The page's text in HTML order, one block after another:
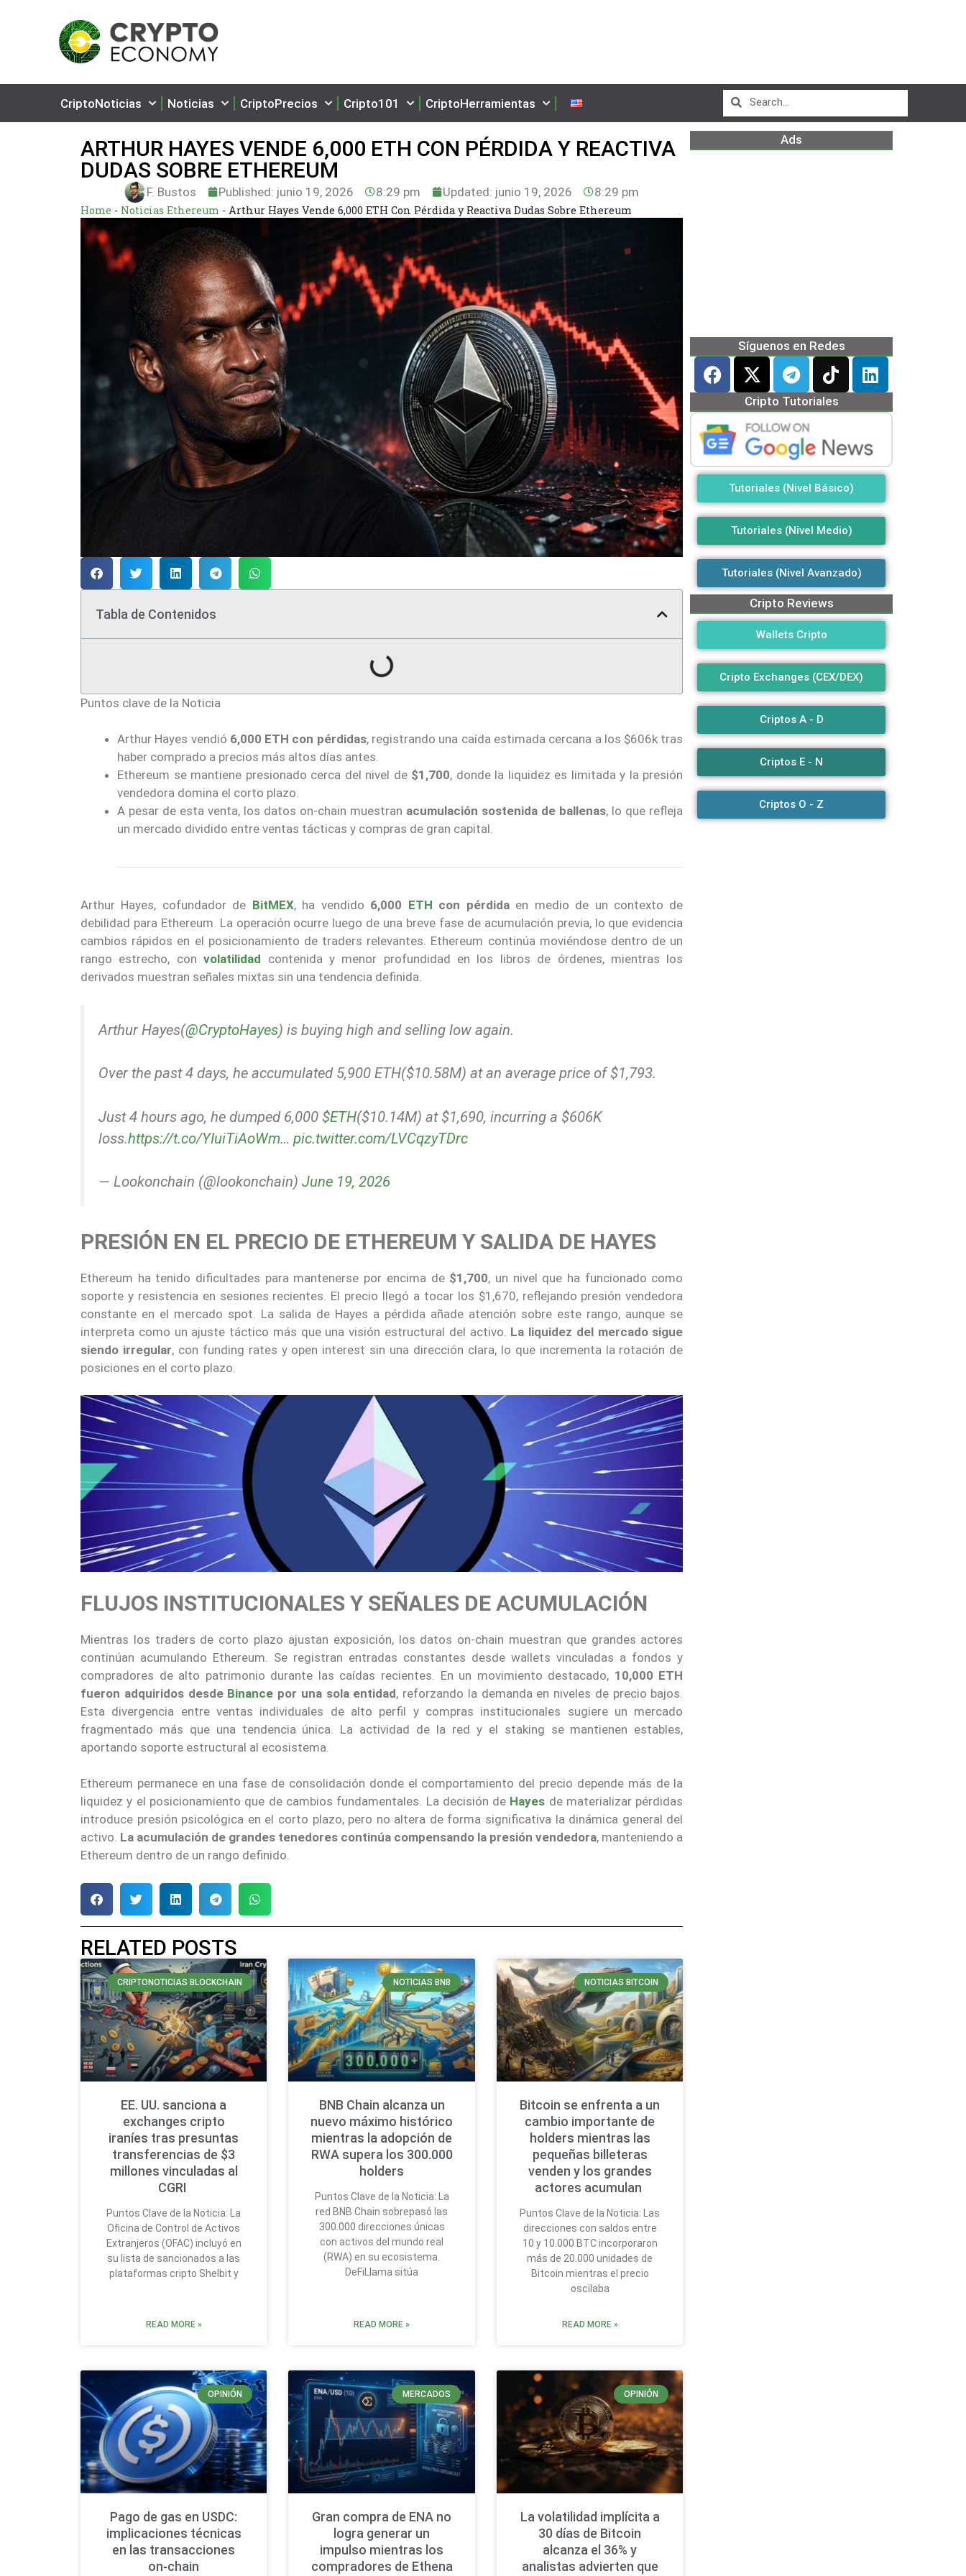
CriptoNoticias Noticias CriptoPrecios Cripto101 CriptoHerramientas
ARTHUR HAYES VENDE 6,000 ETH CON PÉRDIDA Y REACTIVA
DUDAS SOBRE ETHEREUM
F. Bustos Published: junio 19, 2026 8:29 pm Updated: junio 19, 2026 8:29 pm
Home - Noticias Ethereum - Arthur Hayes Vende 6,000 ETH Con Pérdida y Reactiva Dudas Sobre Ethereum
Tabla de Contenidos
Puntos clave de la Noticia
Arthur Hayes vendió 6,000 ETH con pérdidas, registrando una caída estimada cercana a los $606k tras
haber comprado a precios más altos días antes.
Ethereum se mantiene presionado cerca del nivel de $1,700, donde la liquidez es limitada y la presión
vendedora domina el corto plazo.
A pesar de esta venta, los datos on-chain muestran acumulación sostenida de ballenas, lo que refleja
un mercado dividido entre ventas tácticas y compras de gran capital.
Arthur Hayes, cofundador de BitMEX, ha vendido 6,000 ETH con pérdidaen medio de un contexto de
debilidad para Ethereum. La operación ocurre luego de una breve fase de acumulación previa, lo que evidencia
cambios rápidos en el posicionamiento de traders relevantes. Ethereum continúa moviéndose dentro de un
rango estrecho, convolatilidad contenida y menor profundidad en los libros de órdenes, mientras los
derivados muestran señales mixtas sin una tendencia definida.
Arthur Hayes(@CryptoHayes) is buying high and selling low again.
Over the past 4 days, he accumulated 5,900 ETH($10.58M) at an average price of $1,793.
Just 4 hours ago, he dumped 6,000 $ETH($10.14M) at $1,690, incurring a $606K
loss.https://t.co/YIuiTiAoWm… pic.twitter.com/LVCqzyTDrc
— Lookonchain (@lookonchain) June 19, 2026
PRESIÓN EN EL PRECIO DE ETHEREUM Y SALIDA DE HAYES
Ethereum ha tenido dificultades para mantenerse por encima de $1,700, un nivel que ha funcionado como
soporte y resistencia en sesiones recientes. El precio llegó a tocar los $1,670, reflejando presión vendedora
constante en el mercado spot. La salida de Hayes a pérdida añade atención sobre este rango, aunque se
interpreta como un ajuste táctico más que una visión estructural del activo. La liquidez del mercado sigue
siendo irregular, con funding rates y open interest sin una dirección clara, lo que incrementa la rotación de
posiciones en el corto plazo.
FLUJOS INSTITUCIONALES Y SEÑALES DE ACUMULACIÓN
Mientras los traders de corto plazo ajustan exposición, los datos on-chain muestran que grandes actores
continúan acumulando Ethereum. Se registran entradas constantes desde wallets vinculadas a fondos y
compradores de alto patrimonio durante las caídas recientes. En un movimiento destacado, 10,000 ETH
fueron adquiridos desde Binance por una sola entidad, reforzando la demanda en niveles de precio bajos.
Esta divergencia entre ventas individuales de alto perfil y compras institucionales sugiere un mercado
fragmentado más que una tendencia única. La actividad de la red y el staking se mantienen estables,
aportando soporte estructural al ecosistema.
Ethereum permanece en una fase de consolidación donde el comportamiento del precio depende más de la
liquidez y el posicionamiento que de cambios fundamentales. La decisión de Hayes de materializar pérdidas
introduce presión psicológica en el corto plazo, pero no altera de forma significativa la dinámica general del
activo. La acumulación de grandes tenedores continúa compensando la presión vendedora, manteniendo a
Ethereum dentro de un rango definido.
RELATED POSTS
CRIPTONOTICIAS BLOCKCHAIN
EE. UU. sanciona a
exchanges cripto
iraníes tras presuntas
transferencias de $3
millones vinculadas al
CGRI
Puntos Clave de la Noticia: La
Oficina de Control de Activos
Extranjeros (OFAC) incluyó en
su lista de sancionados a las
plataformas cripto Shelbit y
READ MORE »
NOTICIAS BNB
BNB Chain alcanza un
nuevo máximo histórico
mientras la adopción de
RWA supera los 300.000
holders
Puntos Clave de la Noticia: La
red BNB Chain sobrepasó las
300.000 direcciones únicas
con activos del mundo real
(RWA) en su ecosistema.
DeFiLlama sitúa
READ MORE »
NOTICIAS BITCOIN
Bitcoin se enfrenta a un
cambio importante de
holders mientras las
pequeñas billeteras
venden y los grandes
actores acumulan
Puntos Clave de la Noticia: Las
direcciones con saldos entre
10 y 10.000 BTC incorporaron
más de 20.000 unidades de
Bitcoin mientras el precio
oscilaba
READ MORE »
OPINIÓN
Pago de gas en USDC:
implicaciones técnicas
en las transacciones
on‑chain
MERCADOS
Gran compra de ENA no
logra generar un
impulso mientras los
compradores de Ethena
OPINIÓN
La volatilidad implícita a
30 días de Bitcoin
alcanza el 36% y
analistas advierten que
Ads
Síguenos en Redes
Cripto Tutoriales
Tutoriales (Nivel Básico)
Tutoriales (Nivel Medio)
Tutoriales (Nivel Avanzado)
Cripto Reviews
Wallets Cripto
Cripto Exchanges (CEX/DEX)
Criptos A - D
Criptos E - N
Criptos O - Z